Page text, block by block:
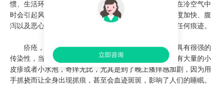
惯、生活环境以及体质有很大的关系，当患者皮肤暴露在冷空气中
时会引起风团，同时伴随着瘙痒以及嘴唇红肿、心跳速度加快、腹
泻以及恶心呕吐，一般24小时之内会恢复，且不会留下任何痕迹。
疥疮，疥疮是受到了疥疮感染所引起的皮肤疾病，具有很强的
传染性，当被感染后患者皮肤出现刺痒感，瘙痒部位长有大量的小
皮疹或者小水泡，奇痒无比，尤其是到了晚上瘙痒感加剧，因为用
手抓挠而让全身出现抓痕，甚至会血迹斑斑，影响了人们的睡眠。